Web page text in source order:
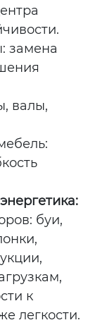
замена
валы,
буи,
к
легкости.